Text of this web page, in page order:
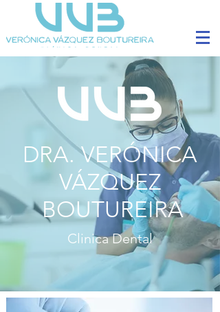
DRA. VERÓNICA
VÁZQUEZ
BOUTUREIRA
Clinica Dental